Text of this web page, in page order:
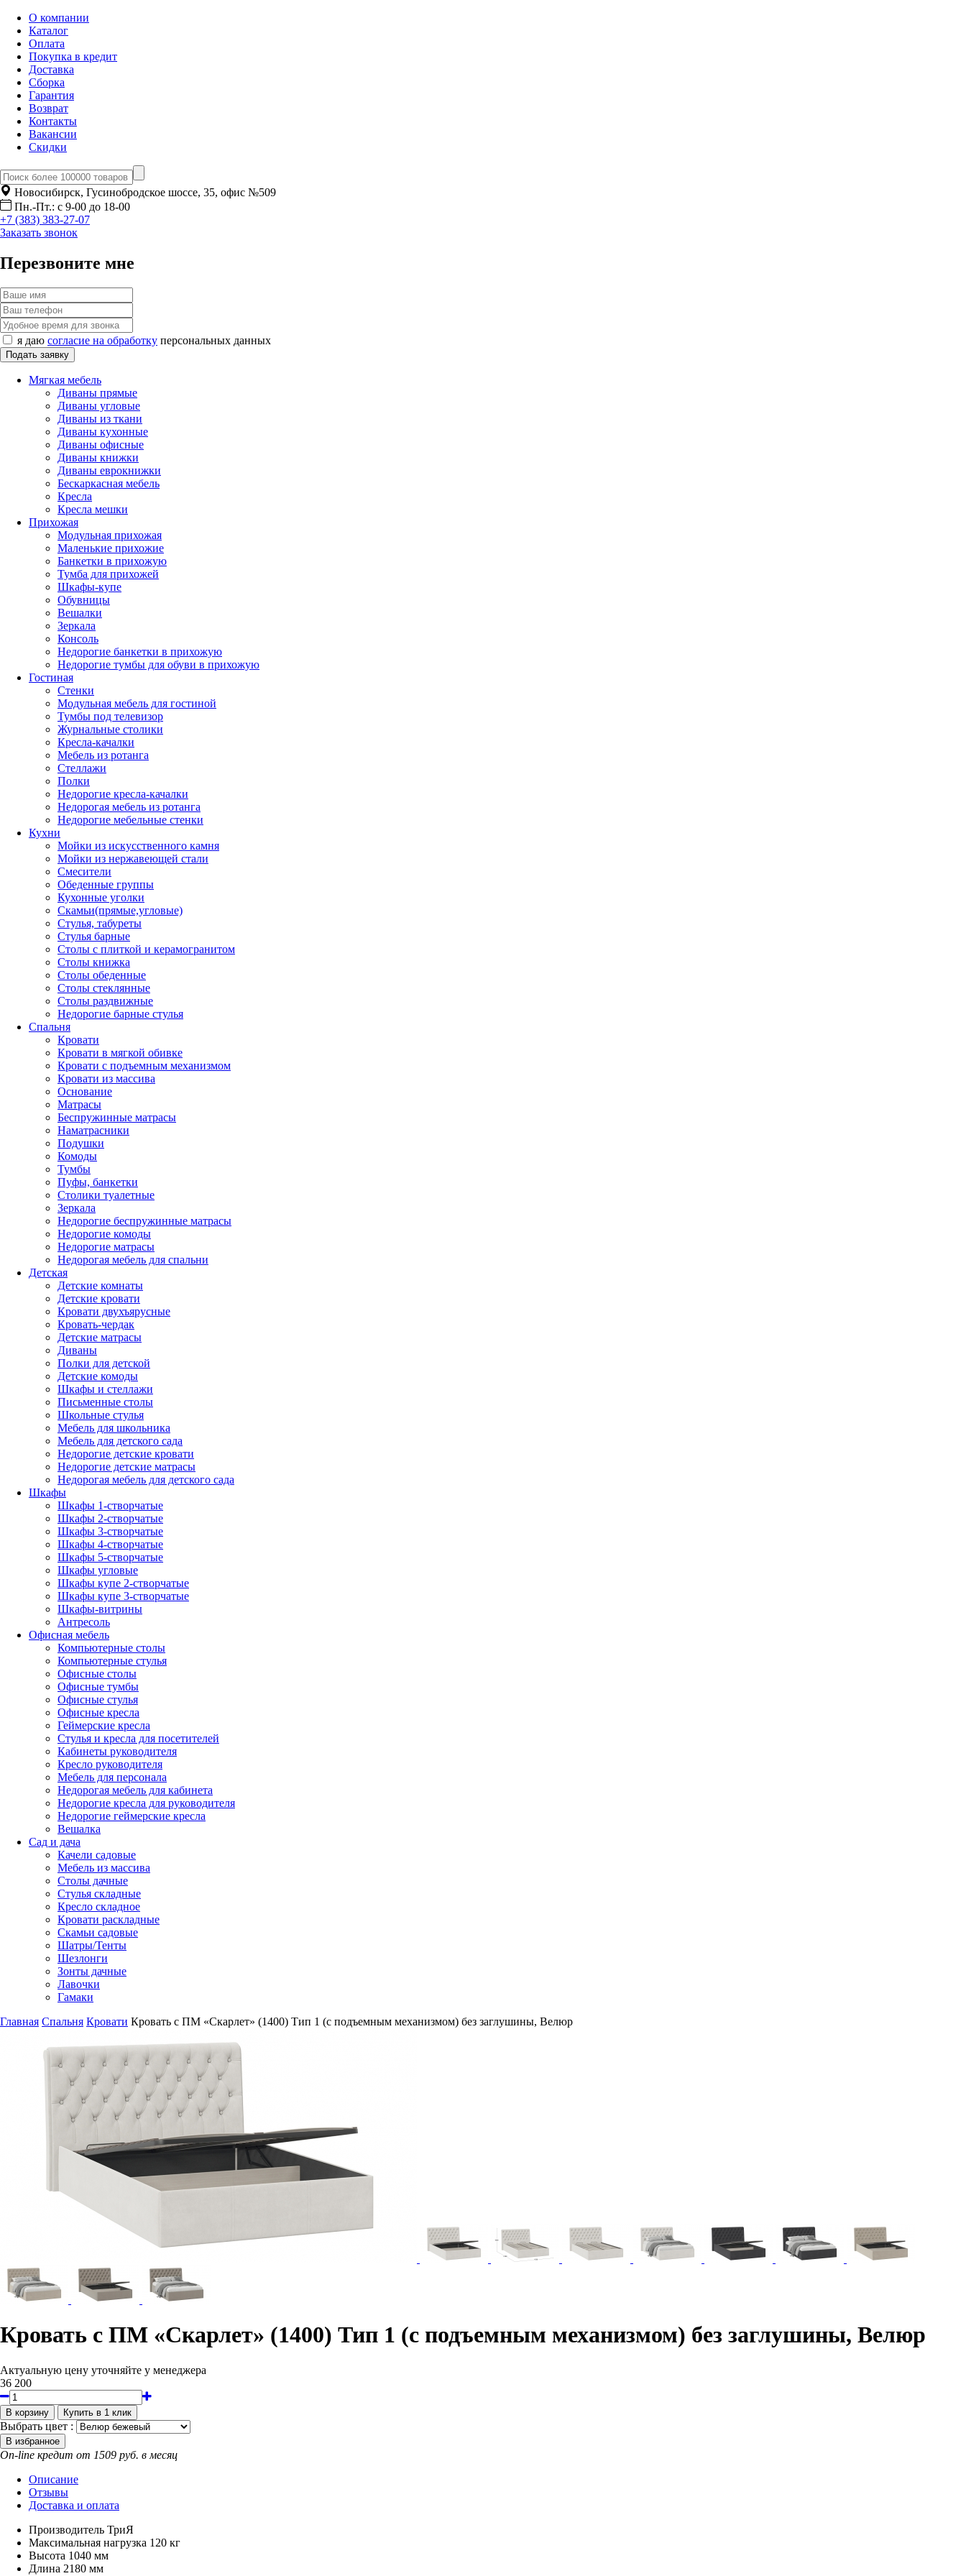
О компании
Каталог
Оплата
Покупка в кредит
Доставка
Сборка
Гарантия
Возврат
Контакты
Вакансии
Скидки
Новосибирск, Гусинобродское шоссе, 35, офис №509
Пн.-Пт.: с 9-00 до 18-00
+7 (383) 383-27-07
Заказать звонок
Перезвоните мне
я даю согласие на обработку персональных данных
Мягкая мебель
Диваны прямые
Диваны угловые
Диваны из ткани
Диваны кухонные
Диваны офисные
Диваны книжки
Диваны еврокнижки
Бескаркасная мебель
Кресла
Кресла мешки
Прихожая
Модульная прихожая
Маленькие прихожие
Банкетки в прихожую
Тумба для прихожей
Шкафы-купе
Обувницы
Вешалки
Зеркала
Консоль
Недорогие банкетки в прихожую
Недорогие тумбы для обуви в прихожую
Гостиная
Стенки
Модульная мебель для гостиной
Тумбы под телевизор
Журнальные столики
Кресла-качалки
Мебель из ротанга
Стеллажи
Полки
Недорогие кресла-качалки
Недорогая мебель из ротанга
Недорогие мебельные стенки
Кухни
Мойки из искусственного камня
Мойки из нержавеющей стали
Смесители
Обеденные группы
Кухонные уголки
Скамьи(прямые,угловые)
Стулья, табуреты
Стулья барные
Столы с плиткой и керамогранитом
Столы книжка
Столы обеденные
Столы стеклянные
Столы раздвижные
Недорогие барные стулья
Спальня
Кровати
Кровати в мягкой обивке
Кровати с подъемным механизмом
Кровати из массива
Основание
Матрасы
Беспружинные матрасы
Наматрасники
Подушки
Комоды
Тумбы
Пуфы, банкетки
Столики туалетные
Зеркала
Недорогие беспружинные матрасы
Недорогие комоды
Недорогие матрасы
Недорогая мебель для спальни
Детская
Детские комнаты
Детские кровати
Кровати двухъярусные
Кровать-чердак
Детские матрасы
Диваны
Полки для детской
Детские комоды
Шкафы и стеллажи
Письменные столы
Школьные стулья
Мебель для школьника
Мебель для детского сада
Недорогие детские кровати
Недорогие детские матрасы
Недорогая мебель для детского сада
Шкафы
Шкафы 1-створчатые
Шкафы 2-створчатые
Шкафы 3-створчатые
Шкафы 4-створчатые
Шкафы 5-створчатые
Шкафы угловые
Шкафы купе 2-створчатые
Шкафы купе 3-створчатые
Шкафы-витрины
Антресоль
Офисная мебель
Компьютерные столы
Компьютерные стулья
Офисные столы
Офисные тумбы
Офисные стулья
Офисные кресла
Геймерские кресла
Стулья и кресла для посетителей
Кабинеты руководителя
Кресло руководителя
Мебель для персонала
Недорогая мебель для кабинета
Недорогие кресла для руководителя
Недорогие геймерские кресла
Вешалка
Сад и дача
Качели садовые
Мебель из массива
Столы дачные
Стулья складные
Кресло складное
Кровати раскладные
Скамьи садовые
Шатры/Тенты
Шезлонги
Зонты дачные
Лавочки
Гамаки
Главная Спальня Кровати Кровать с ПМ «Скарлет» (1400) Тип 1 (с подъемным механизмом) без заглушины, Велюр
Кровать с ПМ «Скарлет» (1400) Тип 1 (с подъемным механизмом) без заглушины, Велюр
Актуальную цену уточняйте у менеджера
36 200
Выбрать цвет :
On-line кредит от 1509 руб. в месяц
Описание
Отзывы
Доставка и оплата
Производитель ТриЯ
Максимальная нагрузка 120 кг
Высота 1040 мм
Длина 2180 мм